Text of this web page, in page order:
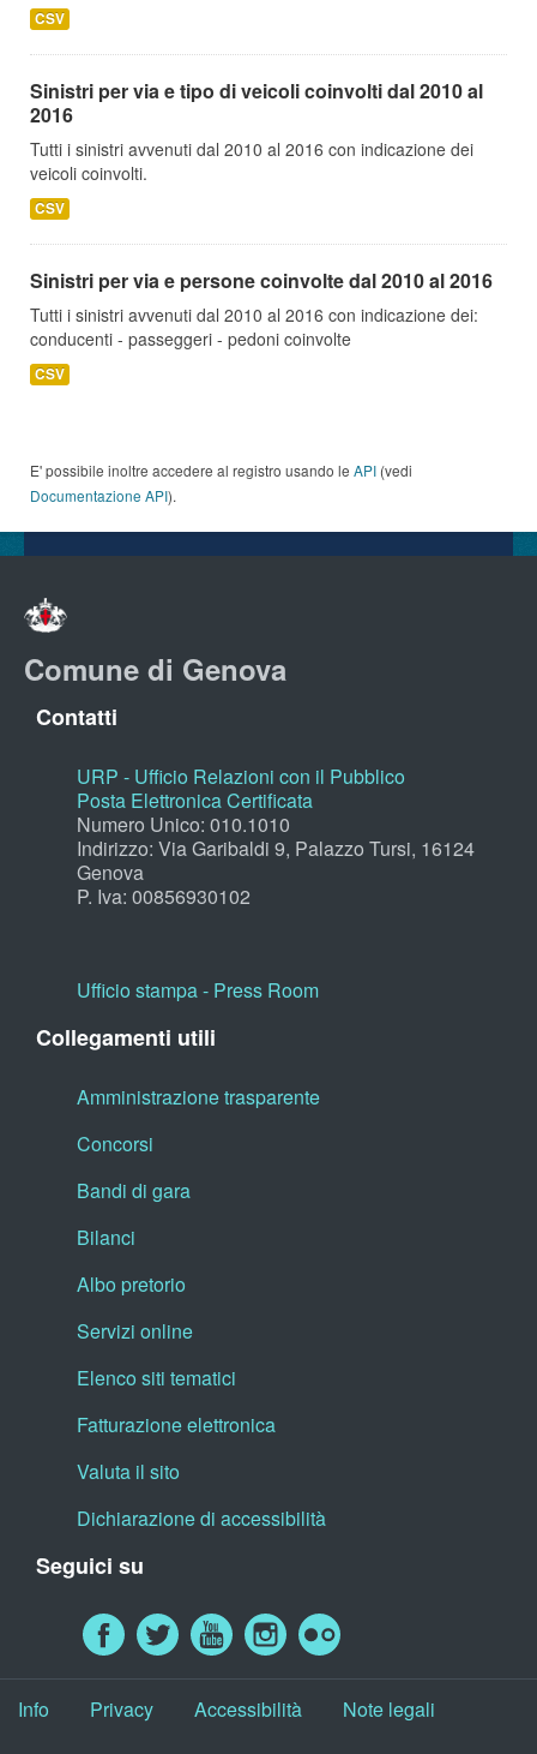
CSV
Sinistri per via e tipo di veicoli coinvolti dal 2010 al
2016
Tutti i sinistri avvenuti dal 2010 al 2016 con indicazione dei
veicoli coinvolti.
CSV
Sinistri per via e persone coinvolte dal 2010 al 2016
Tutti i sinistri avvenuti dal 2010 al 2016 con indicazione dei:
conducenti - passeggeri - pedoni coinvolte
CSV
E' possibile inoltre accedere al registro usando le API (vedi
Documentazione API).
Comune di Genova
Contatti
URP - Ufficio Relazioni con il Pubblico
Posta Elettronica Certificata
Numero Unico: 010.1010
Indirizzo: Via Garibaldi 9, Palazzo Tursi, 16124
Genova
P. Iva: 00856930102
Ufficio stampa - Press Room
Collegamenti utili
Amministrazione trasparente
Concorsi
Bandi di gara
Bilanci
Albo pretorio
Servizi online
Elenco siti tematici
Fatturazione elettronica
Valuta il sito
Dichiarazione di accessibilità
Seguici su
Info Privacy Accessibilità Note legali